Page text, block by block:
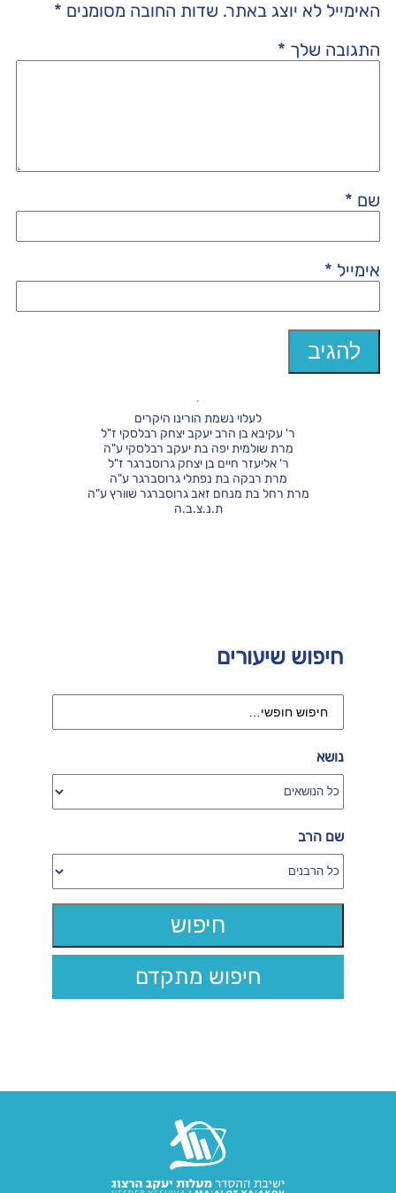
האימייל לא יוצג באתר. שדות החובה מסומנים *
התגובה שלך *
שם *
אימייל *
חיפוש שיעורים
נושא
שם הרב
חיפוש מתקדם
לעלוי נשמת הורינו היקרים
ר' עקיבא בן הרב יעקב יצחק רבלסקי ז"ל
מרת שולמית יפה בת יעקב רבלסקי ע"ה
ר' אליעזר חיים בן יצחק גרוסברגר ז"ל
מרת רבקה בת נפתלי גרוסברגר ע"ה
מרת רחל בת מנחם זאב גרוסברגר שוורץ ע"ה
ת.נ.צ.ב.ה